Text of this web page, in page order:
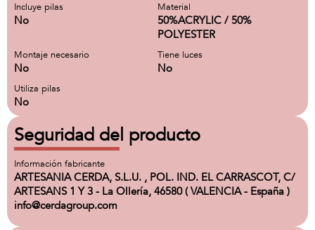
Incluye pilas
No
Material
50%ACRYLIC / 50%
POLYESTER
Montaje necesario
No
Tiene luces
No
Utiliza pilas
No
Seguridad del producto
Información fabricante
ARTESANIA CERDA, S.L.U. , POL. IND. EL CARRASCOT, C/
ARTESANS 1 Y 3 - La Ollería, 46580 ( VALENCIA - España )
info@cerdagroup.com